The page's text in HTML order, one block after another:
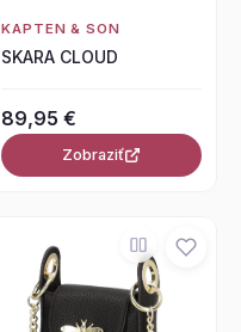
KAPTEN & SON
SKARA CLOUD
89,95 €
Zobraziť